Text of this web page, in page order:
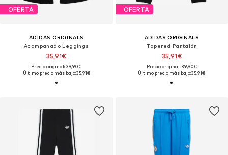
OFERTA
ADIDAS ORIGINALS
Acampanado Leggings
35,91€
Precio original: 39,90€
Último precio más bajo:35,91€
OFERTA
ADIDAS ORIGINALS
Tapered Pantalón
35,91€
Precio original: 39,90€
Último precio más bajo:35,91€